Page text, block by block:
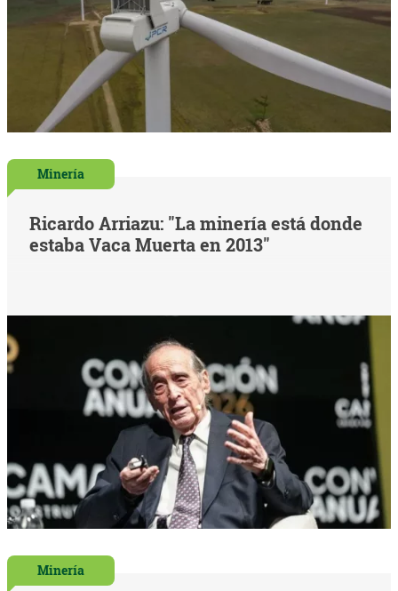
Minería
Ricardo Arriazu: "La minería está donde
estaba Vaca Muerta en 2013"
Minería